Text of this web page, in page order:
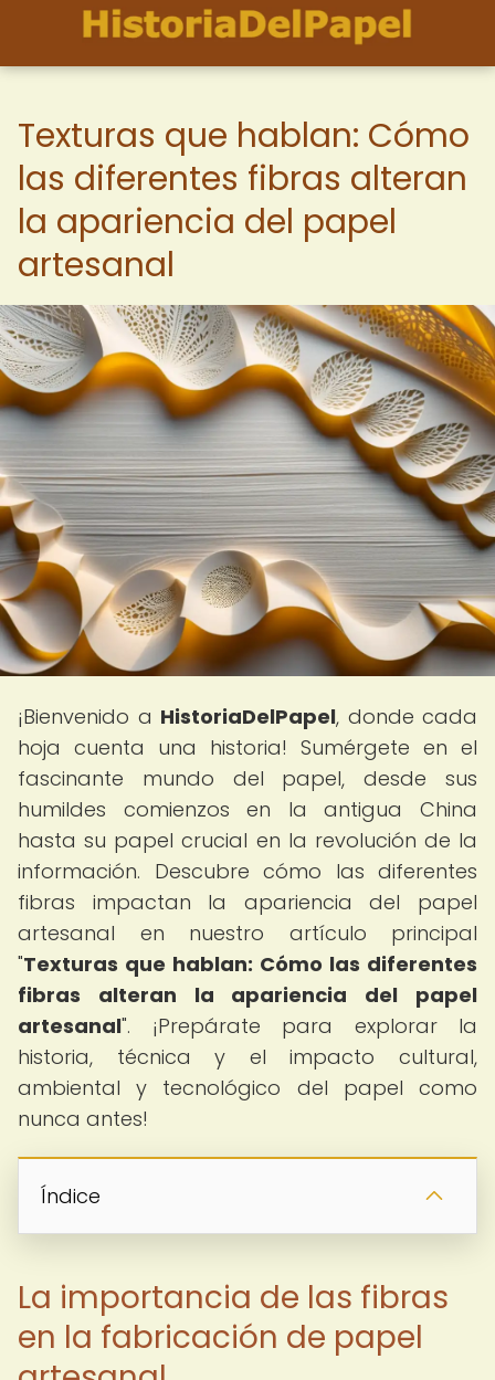
Texturas que hablan: Cómo
las diferentes fibras alteran
la apariencia del papel
artesanal
¡Bienvenido a HistoriaDelPapel, donde cada
hoja cuenta una historia! Sumérgete en el
fascinante mundo del papel, desde sus
humildes comienzos en la antigua China
hasta su papel crucial en la revolución de la
información. Descubre cómo las diferentes
fibras impactan la apariencia del papel
artesanal en nuestro artículo principal
"Texturas que hablan: Cómo las diferentes
fibras alteran la apariencia del papel
artesanal". ¡Prepárate para explorar la
historia, técnica y el impacto cultural,
ambiental y tecnológico del papel como
nunca antes!
Índice
La importancia de las fibras
en la fabricación de papel